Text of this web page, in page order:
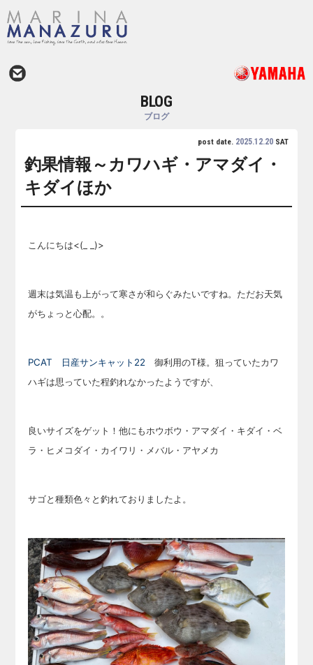
BLOG
ブログ
post date. 2025.12.20SAT
釣果情報～カワハギ・アマダイ・
キダイほか
こんにちは<(_ _)>
週末は気温も上がって寒さが和らぐみたいですね。ただお天気
がちょっと心配。。
PCAT 日産サンキャット22 御利用のT様。狙っていたカワ
ハギは思っていた程釣れなかったようですが、
良いサイズをゲット！他にもホウボウ・アマダイ・キダイ・ベ
ラ・ヒメコダイ・カイワリ・メバル・アヤメカ
サゴと種類色々と釣れておりましたよ。